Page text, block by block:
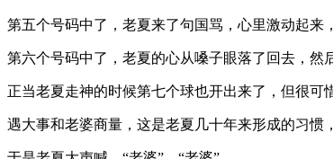
第五个号码中了，老夏来了句国骂，心里激动起来
第六个号码中了，老夏的心从嗓子眼落了回去，然
正当老夏走神的时候第七个球也开出来了，但很可
遇大事和老婆商量，这是老夏几十年来形成的习惯